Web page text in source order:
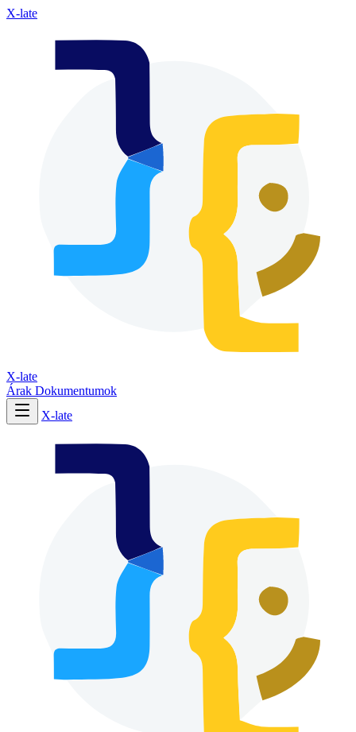
X-late
X-late
Árak Dokumentumok
X-late